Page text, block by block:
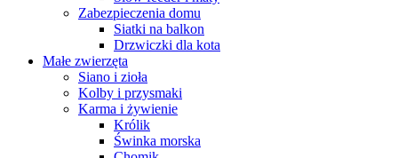
Zabezpieczenia domu
Siatki na balkon
Drzwiczki dla kota
Małe zwierzęta
Siano i zioła
Kolby i przysmaki
Karma i żywienie
Królik
Świnka morska